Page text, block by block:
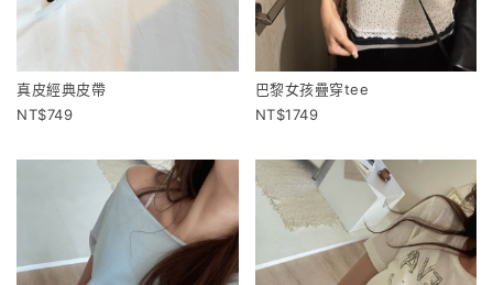
真皮經典皮帶
749
巴黎女孩疊穿tee
1749